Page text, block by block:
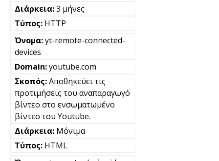
3 μήνες
HTTP
yt-remote-connected-
devices
youtube.com
Αποθηκεύει τις
προτιμήσεις του αναπαραγωγό
βίντεο στο ενσωματωμένο
βίντεο του Youtube.
Μόνιμα
HTML